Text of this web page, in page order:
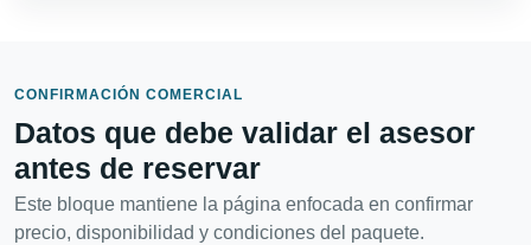
CONFIRMACIÓN COMERCIAL
Datos que debe validar el asesor
antes de reservar
Este bloque mantiene la página enfocada en confirmar
precio, disponibilidad y condiciones del paquete.